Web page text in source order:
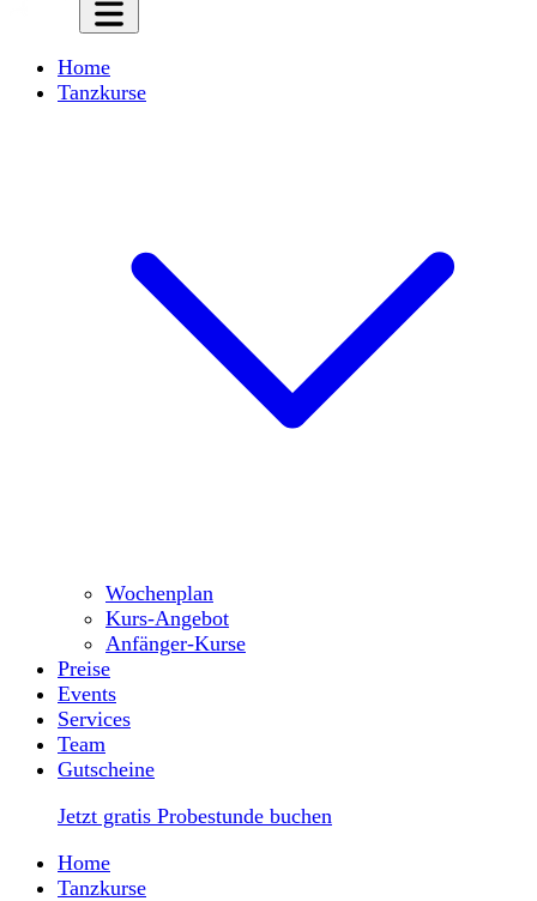
Home
Tanzkurse
Wochenplan
Kurs-Angebot
Anfänger-Kurse
Preise
Events
Services
Team
Gutscheine
Jetzt gratis Probestunde buchen
Home
Tanzkurse